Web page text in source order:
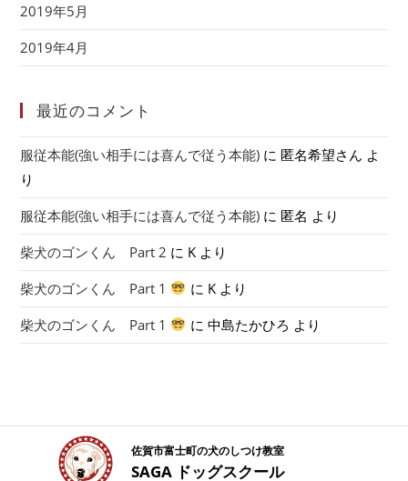
2019年5月
2019年4月
最近のコメント
服従本能(強い相手には喜んで従う本能) に 匿名希望さん よ
り
服従本能(強い相手には喜んで従う本能) に 匿名 より
柴犬のゴンくん Part 2 に K より
柴犬のゴンくん Part 1
に Kより
柴犬のゴンくん Part 1
に 中島たかひろ より
佐賀市富士町の犬のしつけ教室
SAGA ドッグスクール